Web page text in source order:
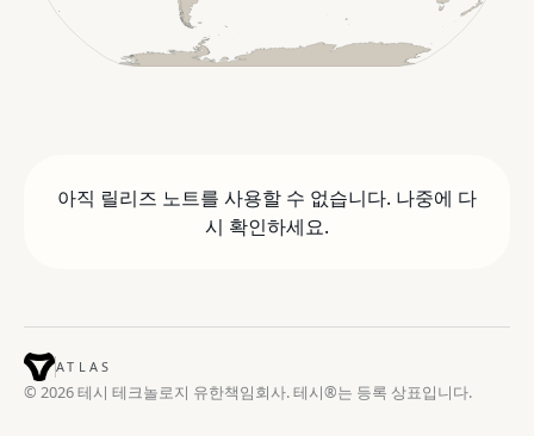
아직 릴리즈 노트를 사용할 수 없습니다. 나중에 다
시 확인하세요.
ATLAS
© 2026 테시 테크놀로지 유한책임회사. 테시®는 등록 상표입니다.